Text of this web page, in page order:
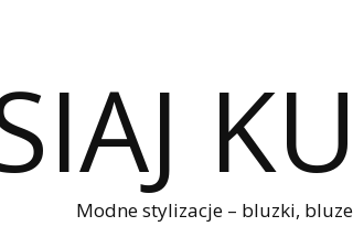
Modne stylizacje – bluzki,